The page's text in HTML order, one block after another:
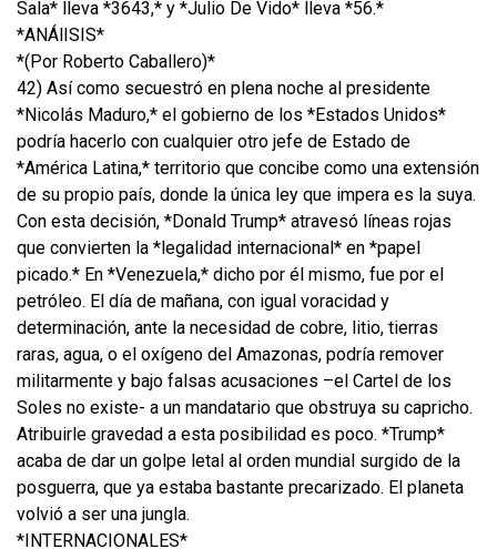
Sala* lleva *3643,* y *Julio De Vido* lleva *56.*
*ANÁlISIS*
*(Por Roberto Caballero)*
42) Así como secuestró en plena noche al presidente
*Nicolás Maduro,* el gobierno de los *Estados Unidos*
podría hacerlo con cualquier otro jefe de Estado de
*América Latina,* territorio que concibe como una extensión
de su propio país, donde la única ley que impera es la suya.
Con esta decisión, *Donald Trump* atravesó líneas rojas
que convierten la *legalidad internacional* en *papel
picado.* En *Venezuela,* dicho por él mismo, fue por el
petróleo. El día de mañana, con igual voracidad y
determinación, ante la necesidad de cobre, litio, tierras
raras, agua, o el oxígeno del Amazonas, podría remover
militarmente y bajo falsas acusaciones –el Cartel de los
Soles no existe- a un mandatario que obstruya su capricho.
Atribuirle gravedad a esta posibilidad es poco. *Trump*
acaba de dar un golpe letal al orden mundial surgido de la
posguerra, que ya estaba bastante precarizado. El planeta
volvió a ser una jungla.
*INTERNACIONALES*